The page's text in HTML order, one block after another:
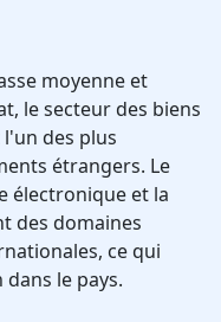
moyenne et
le secteur des biens
des plus
étrangers. Le
électronique et la
des domaines
ce qui
le pays.